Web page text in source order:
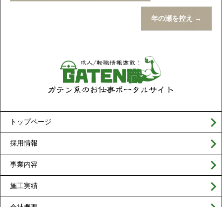
年の瀬を控え →
トップページ
採用情報
事業内容
施工実績